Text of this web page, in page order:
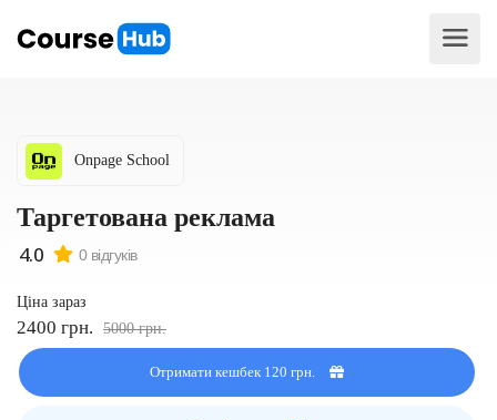
Onpage School
Таргетована реклама
0 відгуків
Ціна зараз
2400 грн. 5000 грн.
Отримати кешбек 120 грн.